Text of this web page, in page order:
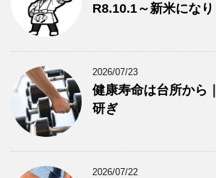
R8.10.1～新米になり
2026/07/23
健康寿命は台所から
研ぎ
2026/07/22